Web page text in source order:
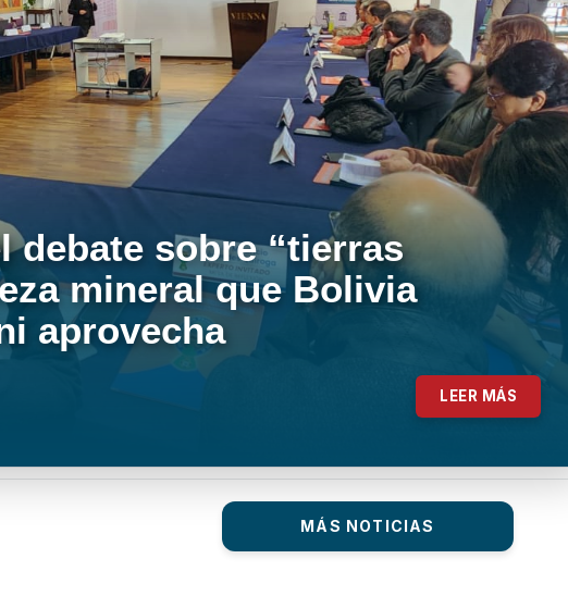
debate sobre “tierras
mineral que Bolivia
aprovecha
LEER MÁS
MÁS NOTICIAS